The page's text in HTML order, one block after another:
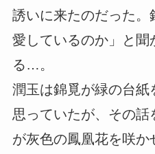
誘いに来たのだった。
愛しているのか」と聞
る…。
潤玉は錦覓が緑の台紙
思っていたが、その
が灰色の鳳凰花を咲か